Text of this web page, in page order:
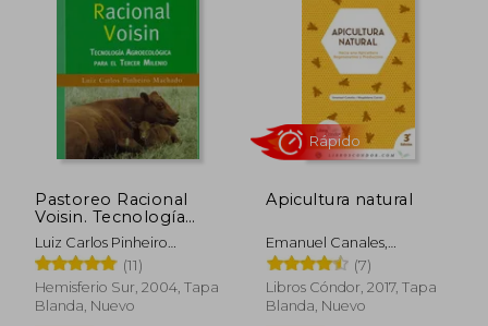
dcto.
Pastoreo Racional
Voisin. Tecnología
Agroecológica Para el
Tercer Milenio
Luiz Carlos Pinheiro
Machado
(11)
Hemisferio Sur, 2004, Tapa
Blanda, Nuevo
Apicultura natural
Emanuel Canales,
Magdalena Cortés
(7)
Libros Cóndor, 2017, Tapa
Blanda, Nuevo
Rápido